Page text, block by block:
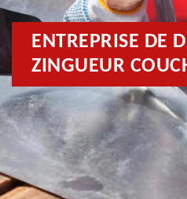
ENTREPRISE DE
ZINGUEUR